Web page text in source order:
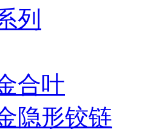
列
合叶
隐形铰链